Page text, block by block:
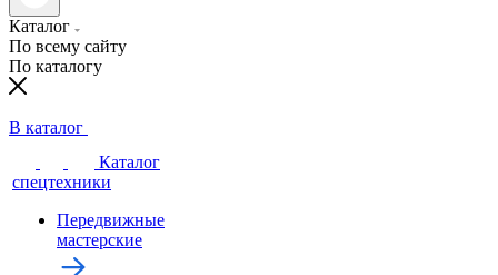
Каталог
По всему сайту
По каталогу
В каталог
Каталог
спецтехники
Передвижные
мастерские